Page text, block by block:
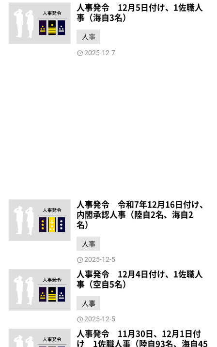
人事発令 12月5日付け、1佐職人
事（海自3名）
人事
2025-12-7
人事発令 令和7年12月16日付け、
内閣承認人事（陸自2名、海自2
名）
人事
2025-12-5
人事発令 12月4日付け、1佐職人
事（空自5名）
人事
2025-12-5
人事発令 11月30日、12月1日付
け 1佐職人事（陸自93名、海自45